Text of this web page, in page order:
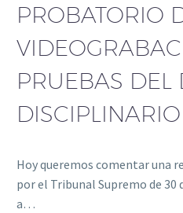
PROBATORIO
PRUEBAS DEL
DISCIPLINARIO
Hoy queremos comentar una
por el Tribunal Supremo de 30
a…